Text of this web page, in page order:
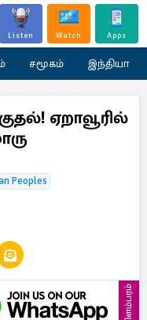
Listen Watch Apps
சமூகம் இந்தியா
ஏறாவூரில்
Peoples
விளம்பரம்